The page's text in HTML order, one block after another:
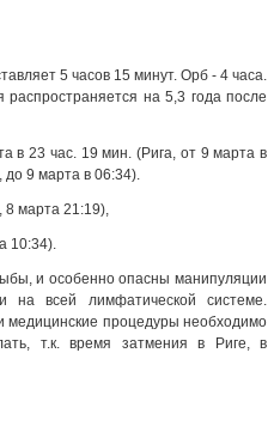
5 часов 15 минут. Орб - 4 часа.
распространяется на 5,3 года после
в 23 час. 19 мин. (Рига, от 9 марта в
до 9 марта в 06:34).
8 марта 21:19),
10:34).
и особенно опасны манипуляции
на всей лимфатической системе.
медицинские процедуры необходимо
т.к. время затмения в Риге, в